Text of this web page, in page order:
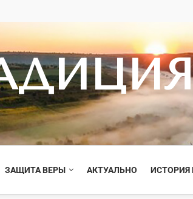
ЗАЩИТА ВЕРЫ АКТУАЛЬНО ИСТОРИЯ